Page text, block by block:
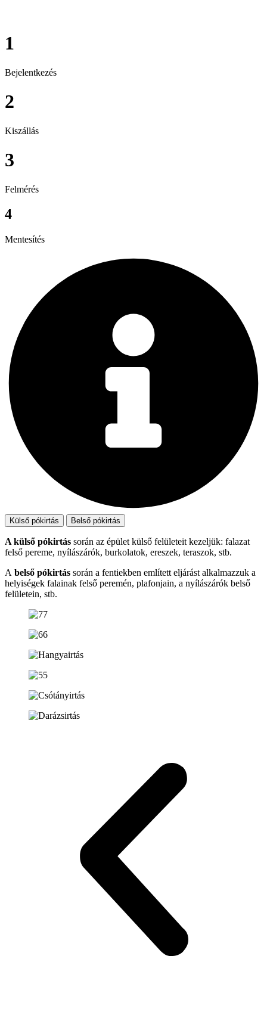
1
Bejelentkezés
2
Kiszállás
3
Felmérés
4
Mentesítés
Külső pókirtás Belső pókirtás
A külső pókirtás során az épület külső felületeit kezeljük: falazat
felső pereme, nyílászárók, burkolatok, ereszek, teraszok, stb.
A belső pókirtás során a fentiekben említett eljárást alkalmazzuk a
helyiségek falainak felső peremén, plafonjain, a nyílászárók belső
felületein, stb.